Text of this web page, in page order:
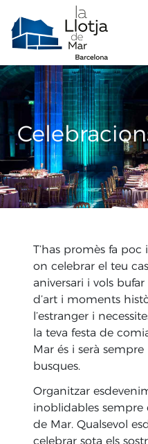
T’has promès fa
on celebrar el teu
aniversari i vols
d’art i moments
l’estranger i
la teva festa de
Mar és i serà
busques.
Organitzar
inoblidables sempre
de Mar. Qualsevol
celebrar sota els